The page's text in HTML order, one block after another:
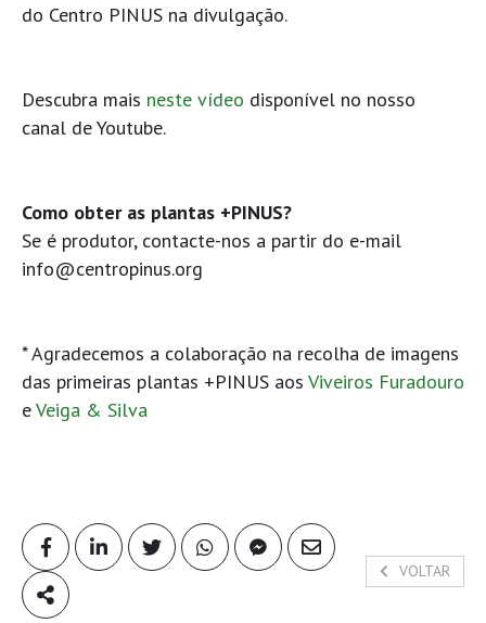
do Centro PINUS na divulgação.
Descubra mais neste vídeo disponível no nosso
canal de Youtube.
Como obter as plantas +PINUS?
Se é produtor, contacte-nos a partir do e-mail
info@centropinus.org
* Agradecemos a colaboração na recolha de imagens
das primeiras plantas +PINUS aos Viveiros Furadouro
eVeiga & Silva
VOLTAR